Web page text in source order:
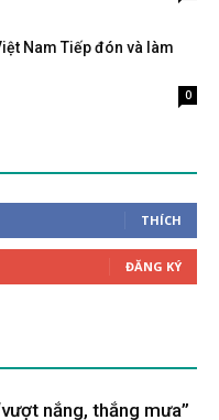
Nam Tiếp đón và làm
0
THÍCH
ĐĂNG KÝ
nắng, thắng mưa”